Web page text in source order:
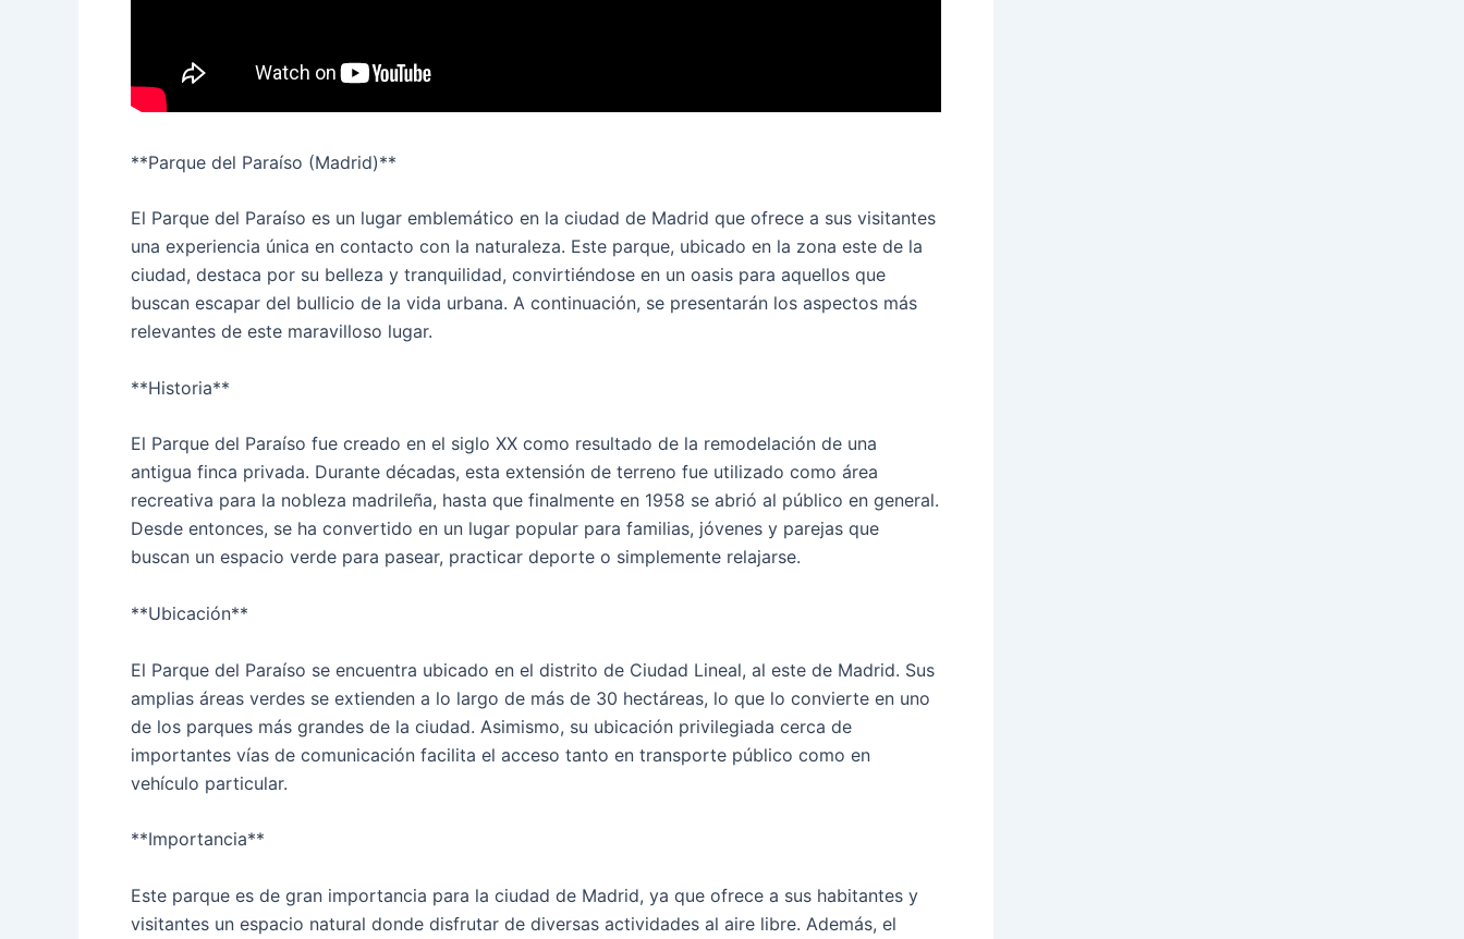
**Parque del Paraíso (Madrid)**
El Parque del Paraíso es un lugar emblemático en la ciudad de Madrid que ofrece a sus visitantes
una experiencia única en contacto con la naturaleza. Este parque, ubicado en la zona este de la
ciudad, destaca por su belleza y tranquilidad, convirtiéndose en un oasis para aquellos que
buscan escapar del bullicio de la vida urbana. A continuación, se presentarán los aspectos más
relevantes de este maravilloso lugar.
**Historia**
El Parque del Paraíso fue creado en el siglo XX como resultado de la remodelación de una
antigua finca privada. Durante décadas, esta extensión de terreno fue utilizado como área
recreativa para la nobleza madrileña, hasta que finalmente en 1958 se abrió al público en general.
Desde entonces, se ha convertido en un lugar popular para familias, jóvenes y parejas que
buscan un espacio verde para pasear, practicar deporte o simplemente relajarse.
**Ubicación**
El Parque del Paraíso se encuentra ubicado en el distrito de Ciudad Lineal, al este de Madrid. Sus
amplias áreas verdes se extienden a lo largo de más de 30 hectáreas, lo que lo convierte en uno
de los parques más grandes de la ciudad. Asimismo, su ubicación privilegiada cerca de
importantes vías de comunicación facilita el acceso tanto en transporte público como en
vehículo particular.
**Importancia**
Este parque es de gran importancia para la ciudad de Madrid, ya que ofrece a sus habitantes y
visitantes un espacio natural donde disfrutar de diversas actividades al aire libre. Además, el